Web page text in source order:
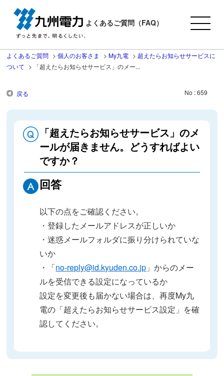
よくあるご質問（FAQ）
よくあるご質問 >個人のお客さま >My九電 > 超えたらお知らせサービスに
ついて > 「超えたらお知らせサービス」のメー...
戻る No : 659
「超えたらお知らせサービス」のメ
ールが届きません。どうすればよい
ですか？
回答
以下の点をご確認ください。
・登録したメールアドレスが正しいか
・迷惑メールフォルダに振り分けられていな
いか
・「no-reply@id.kyuden.co.jp 」からのメー
ルを受信できる設定になっているか
設定を変更後も届かない場合は、再度My九
電の「超えたらお知らせサービス設定」を確
認してください。